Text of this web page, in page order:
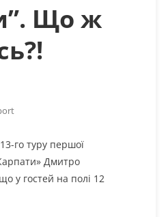
Що ж
го туру першої
Дмитро
у гостей на полі 12